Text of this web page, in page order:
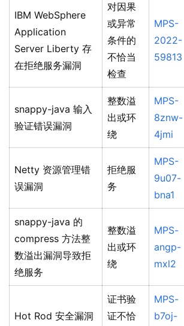
IBM WebSphere
Application
Server Liberty 存
在拒绝服务漏洞
对因果
或异常
条件的
不恰当
检查
MPS-
2022-
59813
snappy-java 输入
验证错误漏洞
整数溢
出或环
绕
MPS-
8znw-
4jmi
Netty 资源管理错
误漏洞
拒绝服
务
MPS-
9u07-
bna1
snappy-java 的
compress 方法整
数溢出漏洞导致拒
绝服务
整数溢
出或环
绕
MPS-
angp-
mxl2
Hot Rod 安全漏洞
证书验
证不恰
MPS-
b7oj-